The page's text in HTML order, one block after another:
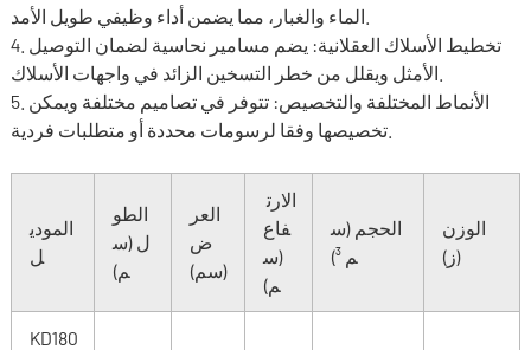
4. تخطيط الأسلاك العقلانية: يضم مسامير نحاسية لضمان التوصيل
5. الأنماط المختلفة والتخصيص: تتوفر في تصاميم مختلفة ويمكن
تخصيصها وفقا لرسومات محددة أو متطلبات فردية.
المودي
ل
الطو
ل (س
م)
العر
ض
(سم)
فاع
(س
م)
الحجم (س
م ³)
الوزن
(ز)
KD180